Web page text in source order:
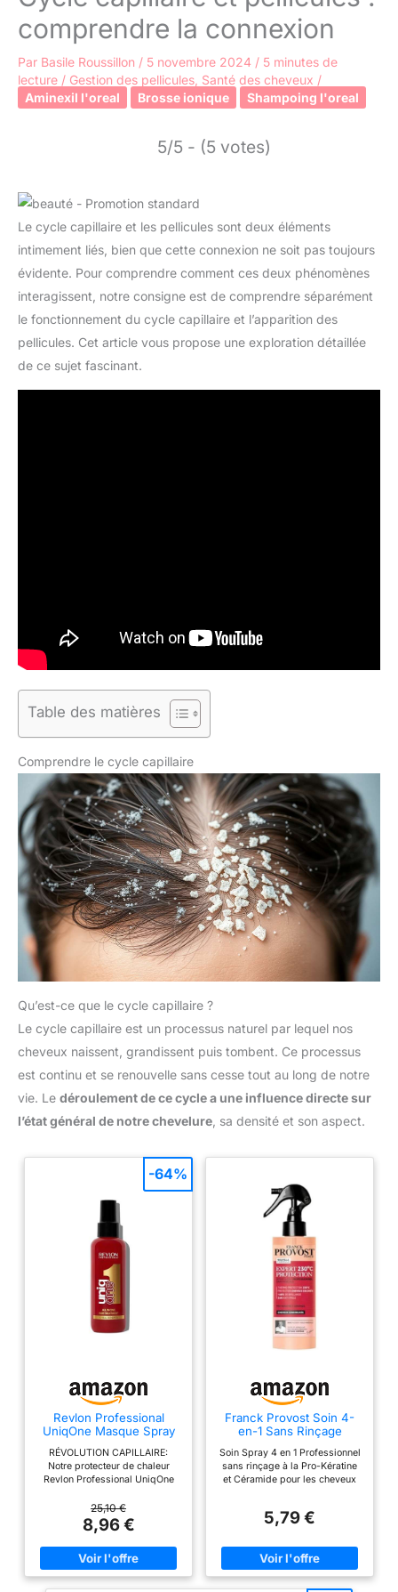
comprendre la connexion
Par Basile Roussillon / 5 novembre 2024 / 5 minutes de
lecture / Gestion des pellicules Santé des cheveux /
Aminexil l'oreal
Brosse ionique Shampoing l'oreal
5/5 - (5 votes)
Le cycle capillaire et les pellicules sont deux éléments
intimement liés, bien que cette connexion ne soit pas toujours
évidente. Pour comprendre comment ces deux phénomènes
interagissent, notre consigne est de comprendre séparément
le fonctionnement du cycle capillaire et l’apparition des
pellicules. Cet article vous propose une exploration détaillée
de ce sujet fascinant.
Table des matières
Comprendre le cycle capillaire
Qu’est-ce que le cycle capillaire ?
Le cycle capillaire est un processus naturel par lequel nos
cheveux naissent, grandissent puis tombent. Ce processus
est continu et se renouvelle sans cesse tout au long de notre
vie. Le déroulement de ce cycle a une influence directe sur
l’état général de notre chevelure , sa densité et son aspect.
Revlon Professional
UniqOne Masque Spray
Sans Rinçage 10 En 1-
150ml
RÉVOLUTION CAPILLAIRE:
Notre protecteur de chaleur
Revlon Professional UniqOne
cheveux dès la 1ère utilisation.
Soin sans rinçage, pour des
résultats spectaculaires.
25,10 €
8,96 €
-64%
Franck Provost Soin 4-
en-1 Sans Rinçage
190ml
Soin Spray 4 en 1 Professionnel
sans rinçage à la Pro-Kératine
et Céramide pour les cheveux
Appliquez le spray des
cheveux humides ou secs avant
l'utilisation d'un appareil
chauffant 68% de brillance et
5,79 €